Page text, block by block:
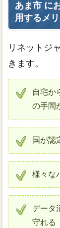
あま市 に
用するメ
リネットジ
きます。
自宅か
の手間
国が認
様々な
データ
守れる